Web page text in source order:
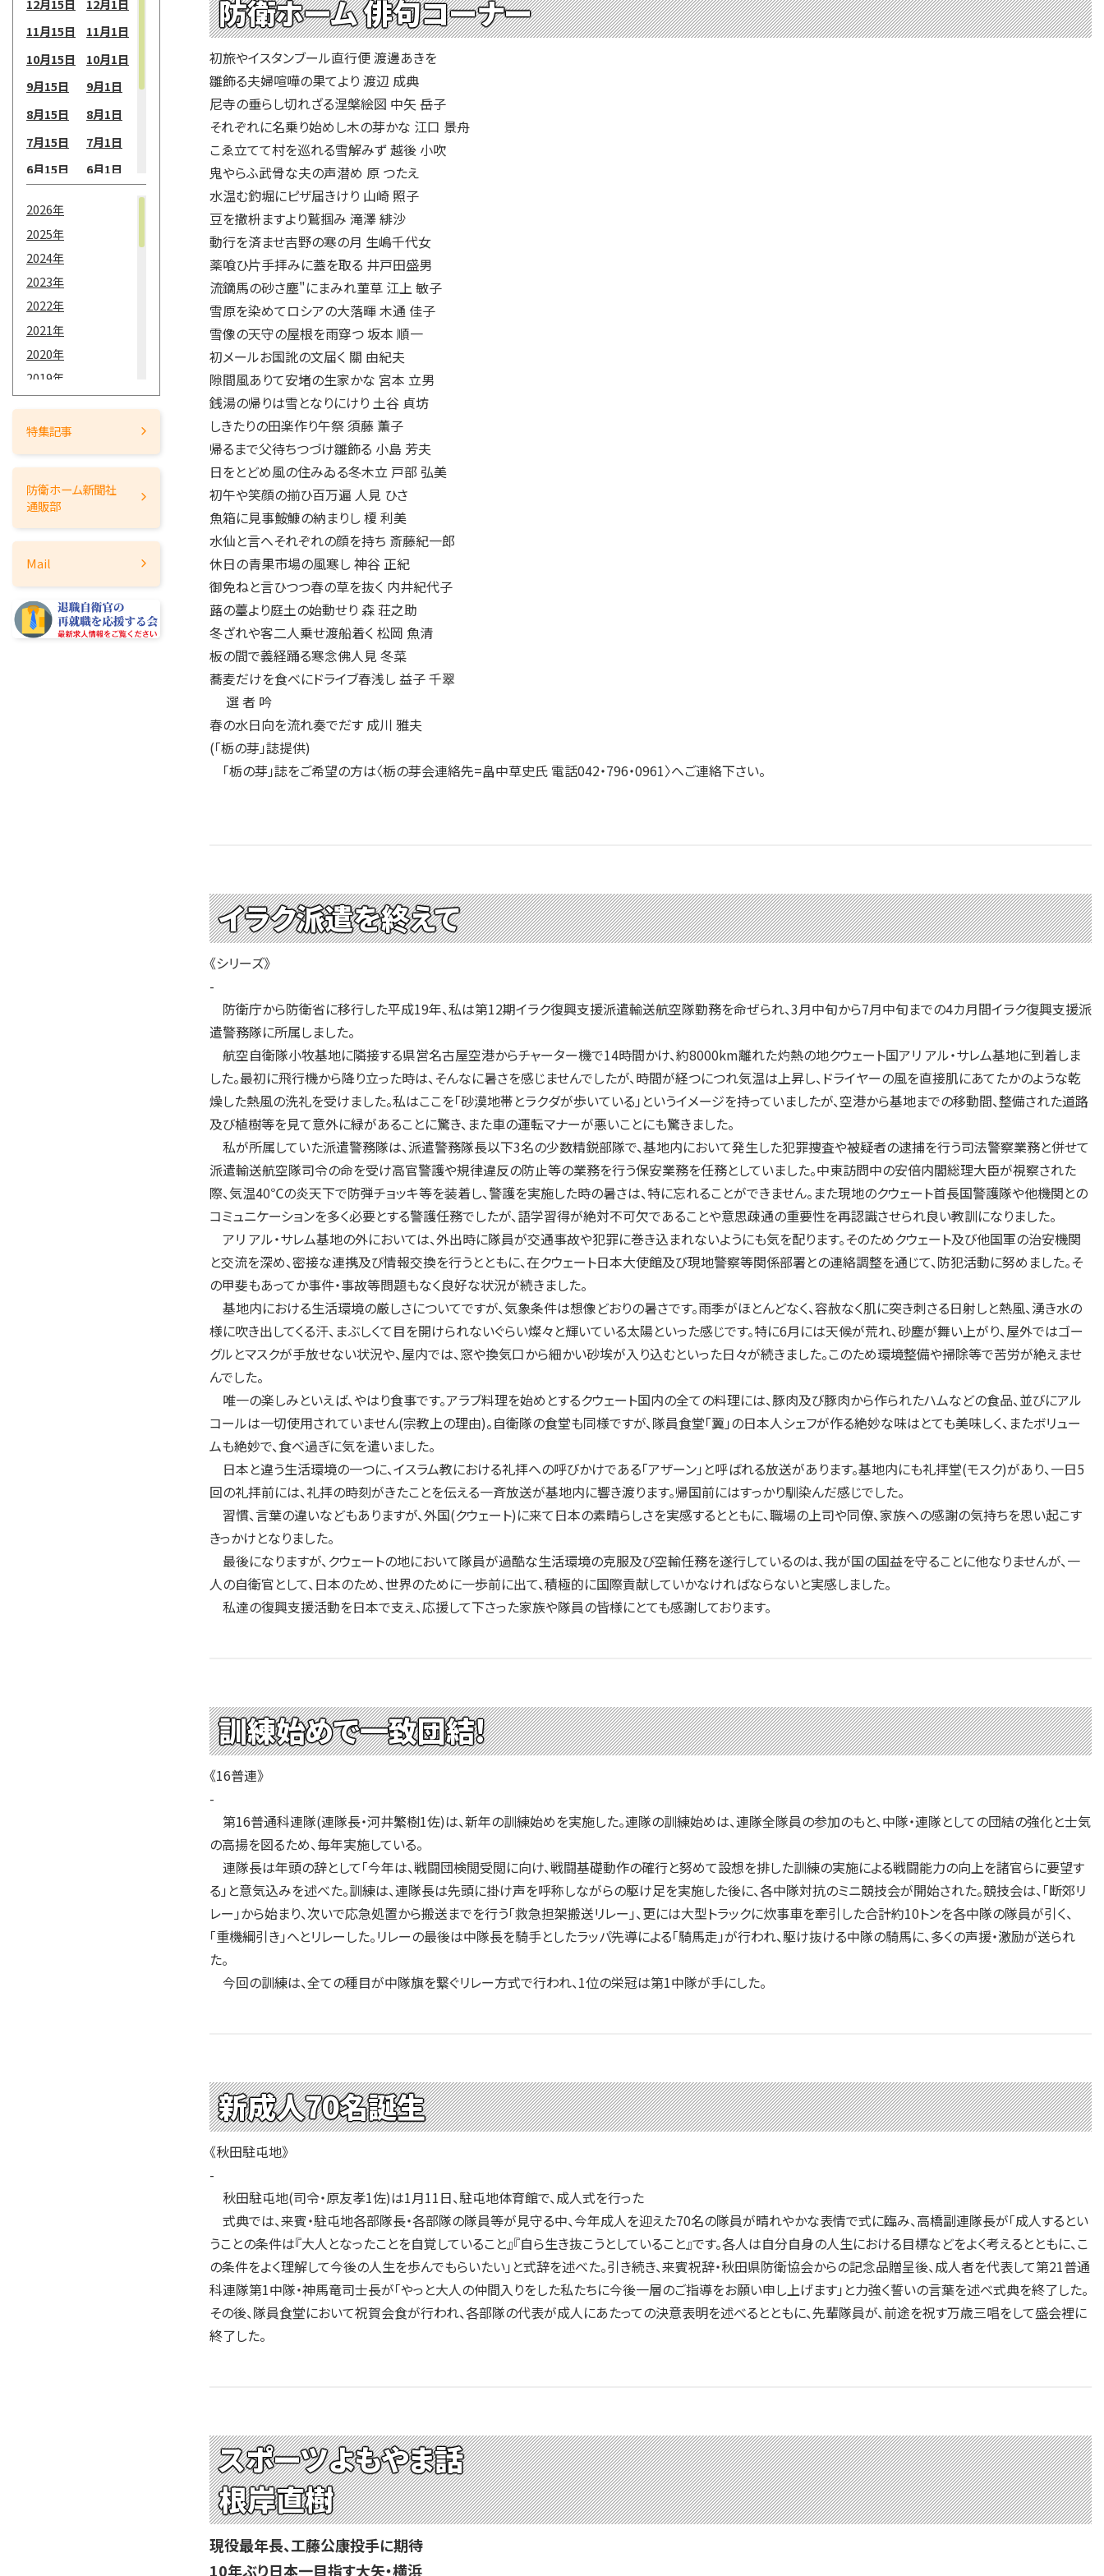
11月15日
11月1日
10月15日
10月1日
9月15日
9月1日
8月15日
8月1日
7月15日
7月1日
6月15日
6月1日
3月15日
2月15日
1月15日
2026年
2025年
2024年
2023年
2022年
2021年
2020年
2019年
2018年
2017年
2014年
2012年
2011年
2009年
2008年
特集記事
防衛ホーム新聞社
通販部
Mail
防衛ホーム 俳句コーナー
初旅やイスタンブール直行便 渡邊あきを
雛飾る夫婦喧嘩の果てより 渡辺 成典
尼寺の垂らし切れざる涅槃絵図 中矢 岳子
それぞれに名乗り始めし木の芽かな 江口 景舟
こゑ立てて村を巡れる雪解みず 越後 小吹
鬼やらふ武骨な夫の声潜め 原 つたえ
水温む釣堀にピザ届きけり 山崎 照子
豆を撒枡ますより鷲掴み 滝澤 緋沙
動行を済ませ吉野の寒の月 生嶋千代女
薬喰ひ片手拝みに蓋を取る 井戸田盛男
流鏑馬の砂さ塵"にまみれ菫草 江上 敏子
雪原を染めてロシアの大落暉 木通 佳子
雪像の天守の屋根を雨穿つ 坂本 順一
初メールお国訛の文届く 關 由紀夫
隙間風ありて安堵の生家かな 宮本 立男
銭湯の帰りは雪となりにけり 土谷 貞坊
しきたりの田楽作り午祭 須藤 薫子
帰るまで父待ちつづけ雛飾る 小島 芳夫
日をとどめ風の住みゐる冬木立 戸部 弘美
初午や笑顔の揃ひ百万遍 人見 ひさ
魚箱に見事鮟鱇の納まりし 榎 利美
水仙と言へそれぞれの顔を持ち 斎藤紀一郎
休日の青果市場の風寒し 神谷 正紀
御免ねと言ひつつ春の草を抜く 内井紀代子
蕗の薹より庭土の始動せり 森 荘之助
冬ざれや客二人乗せ渡船着く 松岡 魚清
板の間で義経踊る寒念佛人見 冬菜
蕎麦だけを食べにドライブ春浅し 益子 千翠
選 者 吟
春の水日向を流れ奏でだす 成川 雅夫
(「栃の芽」誌提供)
「栃の芽」誌をご希望の方は〈栃の芽会連絡先=畠中草史氏 電話042・796・0961〉へご連絡下さい。
イラク派遣を終えて
《シリーズ》
-
防衛庁から防衛省に移行した平成19年、私は第12期イラク復興支援派遣輸送航空隊勤務を命ぜられ、3月中旬から7月中旬までの4カ月間イラク復興支援派
遣警務隊に所属しました。
航空自衛隊小牧基地に隣接する県営名古屋空港からチャーター機で14時間かけ、約8000km離れた灼熱の地クウェート国アリ アル・サレム基地に到着しま
した。最初に飛行機から降り立った時は、そんなに暑さを感じませんでしたが、時間が経つにつれ気温は上昇し、ドライヤーの風を直接肌にあてたかのような乾
燥した熱風の洗礼を受けました。私はここを「砂漠地帯とラクダが歩いている」というイメージを持っていましたが、空港から基地までの移動間、整備された道路
及び植樹等を見て意外に緑があることに驚き、また車の運転マナーが悪いことにも驚きました。
私が所属していた派遣警務隊は、派遣警務隊長以下3名の少数精鋭部隊で、基地内において発生した犯罪捜査や被疑者の逮捕を行う司法警察業務と併せて
派遣輸送航空隊司令の命を受け高官警護や規律違反の防止等の業務を行う保安業務を任務としていました。中東訪問中の安倍内閣総理大臣が視察された
際、気温40℃の炎天下で防弾チョッキ等を装着し、警護を実施した時の暑さは、特に忘れることができません。また現地のクウェート首長国警護隊や他機関との
コミュニケーションを多く必要とする警護任務でしたが、語学習得が絶対不可欠であることや意思疎通の重要性を再認識させられ良い教訓になりました。
アリ アル・サレム基地の外においては、外出時に隊員が交通事故や犯罪に巻き込まれないようにも気を配ります。そのためクウェート及び他国軍の治安機関
と交流を深め、密接な連携及び情報交換を行うとともに、在クウェート日本大使館及び現地警察等関係部署との連絡調整を通じて、防犯活動に努めました。そ
の甲斐もあってか事件・事故等問題もなく良好な状況が続きました。
基地内における生活環境の厳しさについてですが、気象条件は想像どおりの暑さです。雨季がほとんどなく、容赦なく肌に突き刺さる日射しと熱風、湧き水の
様に吹き出してくる汗、まぶしくて目を開けられないぐらい燦々と輝いている太陽といった感じです。特に6月には天候が荒れ、砂塵が舞い上がり、屋外ではゴー
グルとマスクが手放せない状況や、屋内では、窓や換気口から細かい砂埃が入り込むといった日々が続きました。このため環境整備や掃除等で苦労が絶えませ
んでした。
唯一の楽しみといえば、やはり食事です。アラブ料理を始めとするクウェート国内の全ての料理には、豚肉及び豚肉から作られたハムなどの食品、並びにアル
コールは一切使用されていません(宗教上の理由)。自衛隊の食堂も同様ですが、隊員食堂「翼」の日本人シェフが作る絶妙な味はとても美味しく、またボリュー
ムも絶妙で、食べ過ぎに気を遣いました。
日本と違う生活環境の一つに、イスラム教における礼拝への呼びかけである「アザーン」と呼ばれる放送があります。基地内にも礼拝堂(モスク)があり、一日5
回の礼拝前には、礼拝の時刻がきたことを伝える一斉放送が基地内に響き渡ります。帰国前にはすっかり馴染んだ感じでした。
習慣、言葉の違いなどもありますが、外国(クウェート)に来て日本の素晴らしさを実感するとともに、職場の上司や同僚、家族への感謝の気持ちを思い起こす
きっかけとなりました。
最後になりますが、クウェートの地において隊員が過酷な生活環境の克服及び空輸任務を遂行しているのは、我が国の国益を守ることに他なりませんが、一
人の自衛官として、日本のため、世界のために一歩前に出て、積極的に国際貢献していかなければならないと実感しました。
私達の復興支援活動を日本で支え、応援して下さった家族や隊員の皆様にとても感謝しております。
訓練始めで一致団結!
《16普連》
-
第16普通科連隊(連隊長・河井繁樹1佐)は、新年の訓練始めを実施した。連隊の訓練始めは、連隊全隊員の参加のもと、中隊・連隊としての団結の強化と士気
の高揚を図るため、毎年実施している。
連隊長は年頭の辞として「今年は、戦闘団検閲受閲に向け、戦闘基礎動作の確行と努めて設想を排した訓練の実施による戦闘能力の向上を諸官らに要望す
る」と意気込みを述べた。訓練は、連隊長は先頭に掛け声を呼称しながらの駆け足を実施した後に、各中隊対抗のミニ競技会が開始された。競技会は、「断郊リ
レー」から始まり、次いで応急処置から搬送までを行う「救急担架搬送リレー」、更には大型トラックに炊事車を牽引した合計約10トンを各中隊の隊員が引く、
「重機綱引き」へとリレーした。リレーの最後は中隊長を騎手としたラッパ先導による「騎馬走」が行われ、駆け抜ける中隊の騎馬に、多くの声援・激励が送られ
た。
今回の訓練は、全ての種目が中隊旗を繋ぐリレー方式で行われ、1位の栄冠は第1中隊が手にした。
新成人70名誕生
《秋田駐屯地》
-
秋田駐屯地(司令・原友孝1佐)は1月11日、駐屯地体育館で、成人式を行った
式典では、来賓・駐屯地各部隊長・各部隊の隊員等が見守る中、今年成人を迎えた70名の隊員が晴れやかな表情で式に臨み、高橋副連隊長が「成人するとい
うことの条件は『大人となったことを自覚していること』『自ら生き抜こうとしていること』です。各人は自分自身の人生における目標などをよく考えるとともに、こ
の条件をよく理解して今後の人生を歩んでもらいたい」と式辞を述べた。引き続き、来賓祝辞・秋田県防衛協会からの記念品贈呈後、成人者を代表して第21普通
科連隊第1中隊・神馬竜司士長が「やっと大人の仲間入りをした私たちに今後一層のご指導をお願い申し上げます」と力強く誓いの言葉を述べ式典を終了した。
その後、隊員食堂において祝賀会食が行われ、各部隊の代表が成人にあたっての決意表明を述べるとともに、先輩隊員が、前途を祝す万歳三唱をして盛会裡に
終了した。
スポーツよもやま話
根岸直樹
現役最年長、工藤公康投手に期待
10年ぶり日本一目指す大矢・横浜